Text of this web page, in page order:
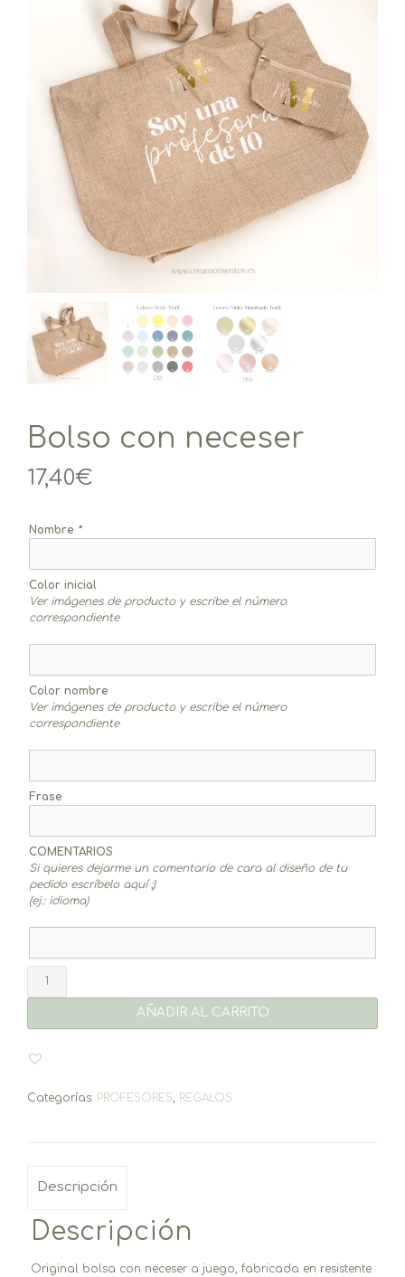
Bolso con neceser
17,40€
Nombre *
Color inicial
Ver imágenes de producto y escribe el número
correspondiente
Color nombre
Ver imágenes de producto y escribe el número
correspondiente
Frase
COMENTARIOS
Si quieres dejarme un comentario de cara al diseño de tu
pedido escríbelo aquí ;)
(ej.: idioma)
Bolso
AÑADIR AL CARRITO
Categorías: PROFESORES REGALOS
Descripción
Descripción
Original bolsa con neceser a juego, fabricada en resistente